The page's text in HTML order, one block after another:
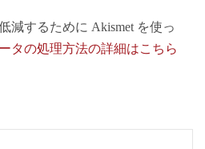
減するために Akismet を使っ
タの処理方法の詳細はこちら